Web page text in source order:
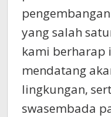
yang salah
kami berharap
mendatang
lingkungan,
swasembada